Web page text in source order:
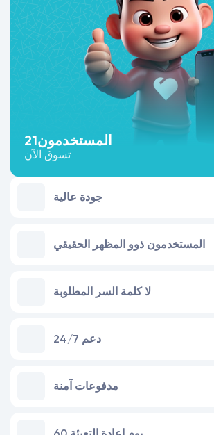
21المستخدمون
تسوق الآن
جودة عالية
المستخدمون ذوو المظهر الحقيقي
لا كلمة السر المطلوبة
24/7 دعم
مدفوعات آمنة